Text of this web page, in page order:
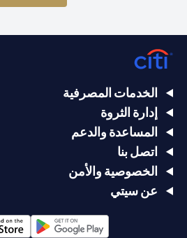
الخدمات المصرفية
إدارة الثروة
المساعدة والدعم
اتصل بنا
الخصوصية والأمن
عن سيتي